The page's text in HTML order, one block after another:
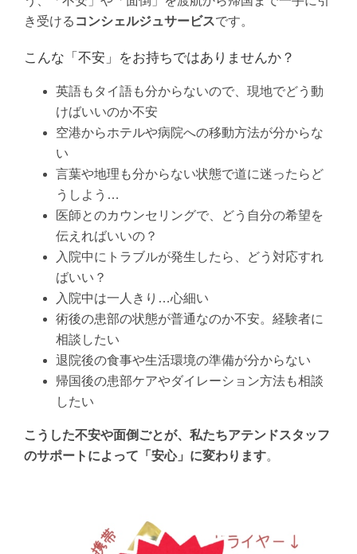
き受ける コンシェルジュサービスです。
こんな「不安」をお持ちではありませんか？
英語もタイ語も分からないので、現地でどう動
けばいいのか不安
空港からホテルや病院への移動方法が分からな
い
言葉や地理も分からない状態で道に迷ったらど
うしよう…
医師とのカウンセリングで、どう自分の希望を
伝えればいいの？
入院中にトラブルが発生したら、どう対応すれ
ばいい？
入院中は一人きり…心細い
術後の患部の状態が普通なのか不安。経験者に
相談したい
退院後の食事や生活環境の準備が分からない
帰国後の患部ケアやダイレーション方法も相談
したい
こうした不安や面倒ごとが、私たちアテンドスタッフ
のサポートによって「安心」に変わります。